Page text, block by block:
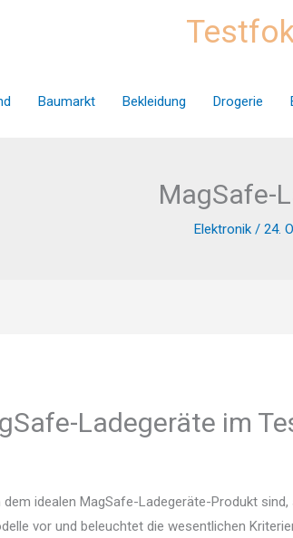
Baumarkt Bekleidung Drogerie
MagSafe-
Elektronik / 24.
Ladegeräte im
idealen MagSafe-Ladegeräte-Produkt
vor und beleuchtet die wesentlichen